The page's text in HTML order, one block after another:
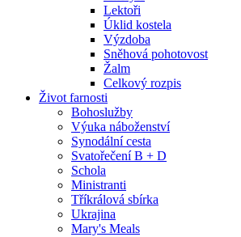
Lektoři
Úklid kostela
Výzdoba
Sněhová pohotovost
Žalm
Celkový rozpis
Život farnosti
Bohoslužby
Výuka náboženství
Synodální cesta
Svatořečení B + D
Schola
Ministranti
Tříkrálová sbírka
Ukrajina
Mary's Meals